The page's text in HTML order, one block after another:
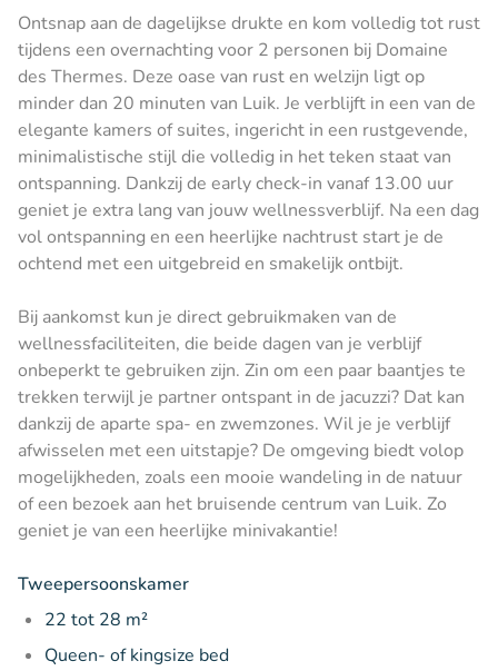
Ontsnap aan de dagelijkse drukte en kom volledig tot rust
tijdens een overnachting voor 2 personen bij Domaine
des Thermes. Deze oase van rust en welzijn ligt op
minder dan 20 minuten van Luik. Je verblijft in een van de
elegante kamers of suites, ingericht in een rustgevende,
minimalistische stijl die volledig in het teken staat van
ontspanning. Dankzij de early check-in vanaf 13.00 uur
geniet je extra lang van jouw wellnessverblijf. Na een dag
vol ontspanning en een heerlijke nachtrust start je de
ochtend met een uitgebreid en smakelijk ontbijt.
Bij aankomst kun je direct gebruikmaken van de
wellnessfaciliteiten, die beide dagen van je verblijf
onbeperkt te gebruiken zijn. Zin om een paar baantjes te
trekken terwijl je partner ontspant in de jacuzzi? Dat kan
dankzij de aparte spa- en zwemzones. Wil je je verblijf
afwisselen met een uitstapje? De omgeving biedt volop
mogelijkheden, zoals een mooie wandeling in de natuur
of een bezoek aan het bruisende centrum van Luik. Zo
geniet je van een heerlijke minivakantie!
Tweepersoonskamer
22 tot 28 m²
Queen- of kingsize bed